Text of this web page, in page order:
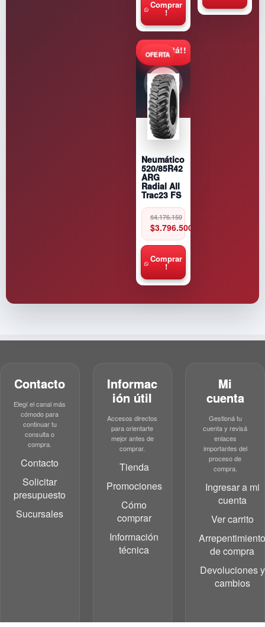
Comprar
!
Consultá!!
Neumático
520/85R42
ARG
Radial All
Trac23 FS
$4.176.150
Original
price
was:
$4.176.150.
$3.796.500
Current
price
is:
$3.796.500.
Comprar
!
Contacto
Elegí el canal más
cómodo para
continuar tu
consulta o
compra.
Contacto
Solicitar
presupuesto
Sucursales
Informac
ión útil
Accesos directos
para orientarte
mejor antes de
comprar.
Tienda
Promociones
Cómo
comprar
Información
técnica
Mi
cuenta
Gestioná tu
cuenta y revisá
enlaces
importantes del
proceso de
compra.
Ingresar a mi
cuenta
Ver carrito
de compra
Devoluciones y
cambios